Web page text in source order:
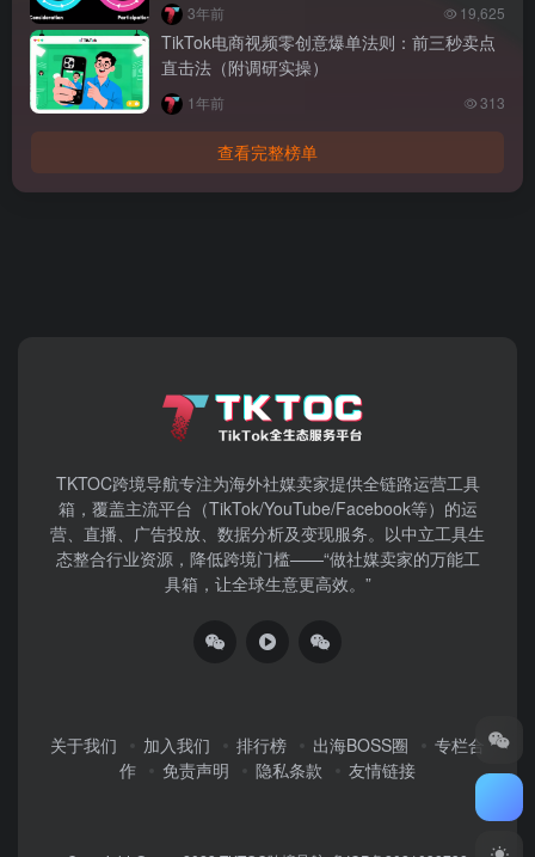
3年前 19,625
TikTok电商视频零创意爆单法则：前三秒卖点
直击法（附调研实操）
1年前 313
查看完整榜单
TKTOC跨境导航​专注为海外社媒卖家提供全链路运营工具
箱，覆盖主流平台（TikTok/YouTube/Facebook等）​的运
营、直播、广告投放、数据分析及变现服务。以中立工具生
态整合行业资源，降低跨境门槛——“做社媒卖家的万能工
具箱，让全球生意更高效。”
关于我们 加入我们 排行榜 出海BOSS圈
专栏合
作
免责声明 隐私条款 友情链接